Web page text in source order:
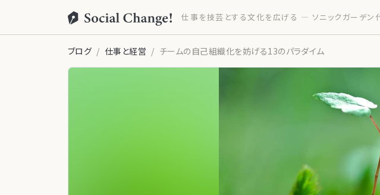
仕事を技芸とする文化を広げる — ソニックガーデン
ブログ 仕事と経営 チームの自己組織化を妨げる13のパラダイム